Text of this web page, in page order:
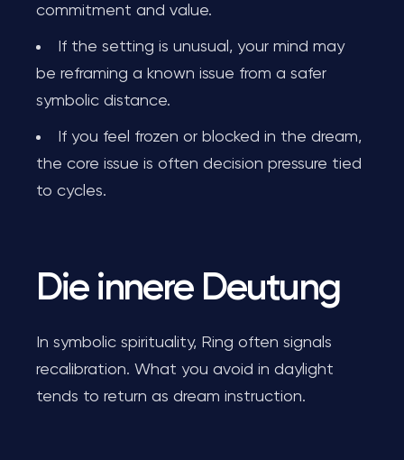
commitment and value.
If the setting is unusual, your mind may
be reframing a known issue from a safer
symbolic distance.
If you feel frozen or blocked in the dream,
the core issue is often decision pressure tied
to cycles.
Die innere Deutung
In symbolic spirituality, Ring often signals
recalibration. What you avoid in daylight
tends to return as dream instruction.